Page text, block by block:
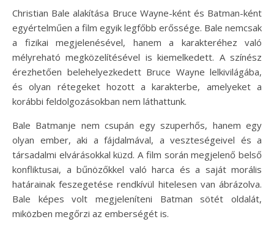
Christian Bale alakítása Bruce Wayne-ként és Batman-ként
egyértelműen a film egyik legfőbb erőssége. Bale nemcsak
a fizikai megjelenésével, hanem a karakteréhez való
mélyreható megközelítésével is kiemelkedett. A színész
érezhetően belehelyezkedett Bruce Wayne lelkivilágába,
és olyan rétegeket hozott a karakterbe, amelyeket a
korábbi feldolgozásokban nem láthattunk.
Bale Batmanje nem csupán egy szuperhős, hanem egy
olyan ember, aki a fájdalmával, a veszteségeivel és a
társadalmi elvárásokkal küzd. A film során megjelenő belső
konfliktusai, a bűnözőkkel való harca és a saját morális
határainak feszegetése rendkívül hitelesen van ábrázolva.
Bale képes volt megjeleníteni Batman sötét oldalát,
miközben megőrzi az emberségét is.